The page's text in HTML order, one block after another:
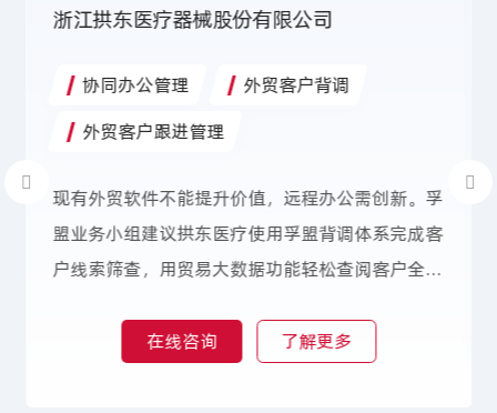
浙江拱东医疗器械股份有限公司
协同办公管理
外贸客户背调
外贸客户跟进管理
现有外贸软件不能提升价值，远程办公需创新。孚
盟业务小组建议拱东医疗使用孚盟背调体系完成客
户线索筛查，用贸易大数据功能轻松查阅客户全景
得跟进的意向客户，节约人力成本和时间成本，提
在线咨询 了解更多